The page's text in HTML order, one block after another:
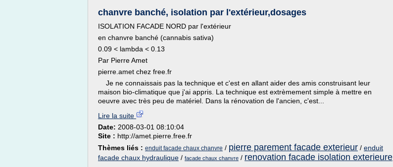
chanvre banché, isolation par l'extérieur,dosages
ISOLATION FACADE NORD par l'extérieur
en chanvre banché (cannabis sativa)
0.09 < lambda < 0.13
Par Pierre Amet
pierre.amet chez free.fr
Je ne connaissais pas la technique et c'est en allant aider des amis construisant leur
maison bio-climatique que j'ai appris. La technique est extrèmement simple à mettre en
oeuvre avec très peu de matériel. Dans la rénovation de l'ancien, c'est...
Lire la suite
Date: 2008-03-01 08:10:04
Site : http://amet.pierre.free.fr
Thèmes liés : enduit facade chaux chanvre / pierre parement facade exterieur / enduit
facade chaux hydraulique / facade chaux chanvre / renovation facade isolation exterieure